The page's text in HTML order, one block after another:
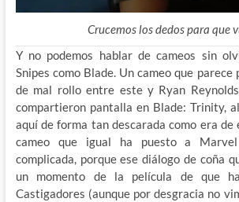
Crucemos los dedos para que
Y no podemos hablar de cameos sin
Snipes como Blade. Un cameo que parece
de mal rollo entre este y Ryan
compartieron pantalla en Blade: Trinity,
aquí de forma tan descarada como era de
cameo que igual ha puesto a
complicada, porque ese diálogo de coña
un momento de la película de que
Castigadores (aunque por desgracia no